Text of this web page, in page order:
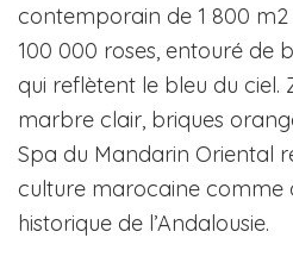
contemporain de 1 800
100 000 roses, entouré de
qui reflètent le bleu du ciel.
marbre clair, briques
Spa du Mandarin Oriental
culture marocaine comme
historique de l’Andalousie.